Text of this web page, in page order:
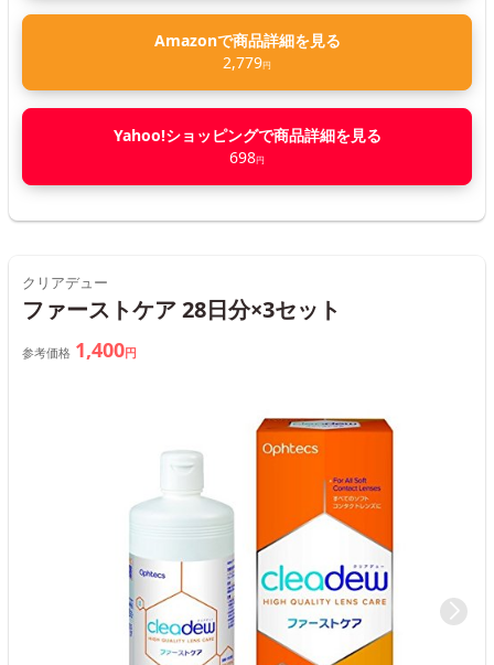
Amazonで商品詳細を見る
2,779円
Yahoo!ショッピングで商品詳細を見る
698円
クリアデュー
ファーストケア 28日分×3セット
参考価格 1,400円